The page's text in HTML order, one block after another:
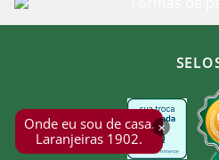
×
Onde eu sou de casa.
Laranjeiras 1902.